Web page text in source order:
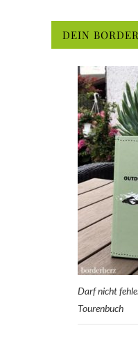
DEIN
Darf nicht
Tourenbuch